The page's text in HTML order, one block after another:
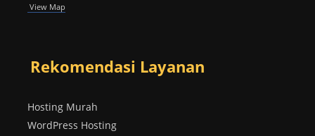
View Map
Rekomendasi Layanan
Hosting Murah
WordPress Hosting